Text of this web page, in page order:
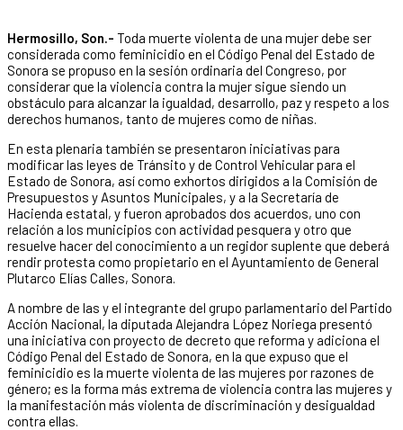
Hermosillo, Son.- Toda muerte violenta de una mujer debe ser
considerada como feminicidio en el Código Penal del Estado de
Sonora se propuso en la sesión ordinaria del Congreso, por
considerar que la violencia contra la mujer sigue siendo un
obstáculo para alcanzar la igualdad, desarrollo, paz y respeto a los
derechos humanos, tanto de mujeres como de niñas.
En esta plenaria también se presentaron iniciativas para
modificar las leyes de Tránsito y de Control Vehicular para el
Estado de Sonora, así como exhortos dirigidos a la Comisión de
Presupuestos y Asuntos Municipales, y a la Secretaría de
Hacienda estatal, y fueron aprobados dos acuerdos, uno con
relación a los municipios con actividad pesquera y otro que
resuelve hacer del conocimiento a un regidor suplente que deberá
rendir protesta como propietario en el Ayuntamiento de General
Plutarco Elías Calles, Sonora.
A nombre de las y el integrante del grupo parlamentario del Partido
Acción Nacional, la diputada Alejandra López Noriega presentó
una iniciativa con proyecto de decreto que reforma y adiciona el
Código Penal del Estado de Sonora, en la que expuso que el
feminicidio es la muerte violenta de las mujeres por razones de
género; es la forma más extrema de violencia contra las mujeres y
la manifestación más violenta de discriminación y desigualdad
contra ellas.